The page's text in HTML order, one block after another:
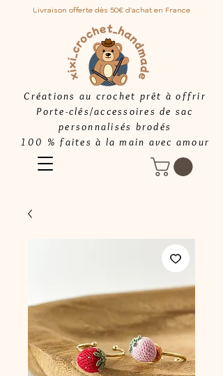
Créations au crochet prêt à offrir
Porte-clés/accessoires de sac
personnalisés brodés
100 % faites à la main avec amour
Livraison offerte dès 50€ d'achat en France